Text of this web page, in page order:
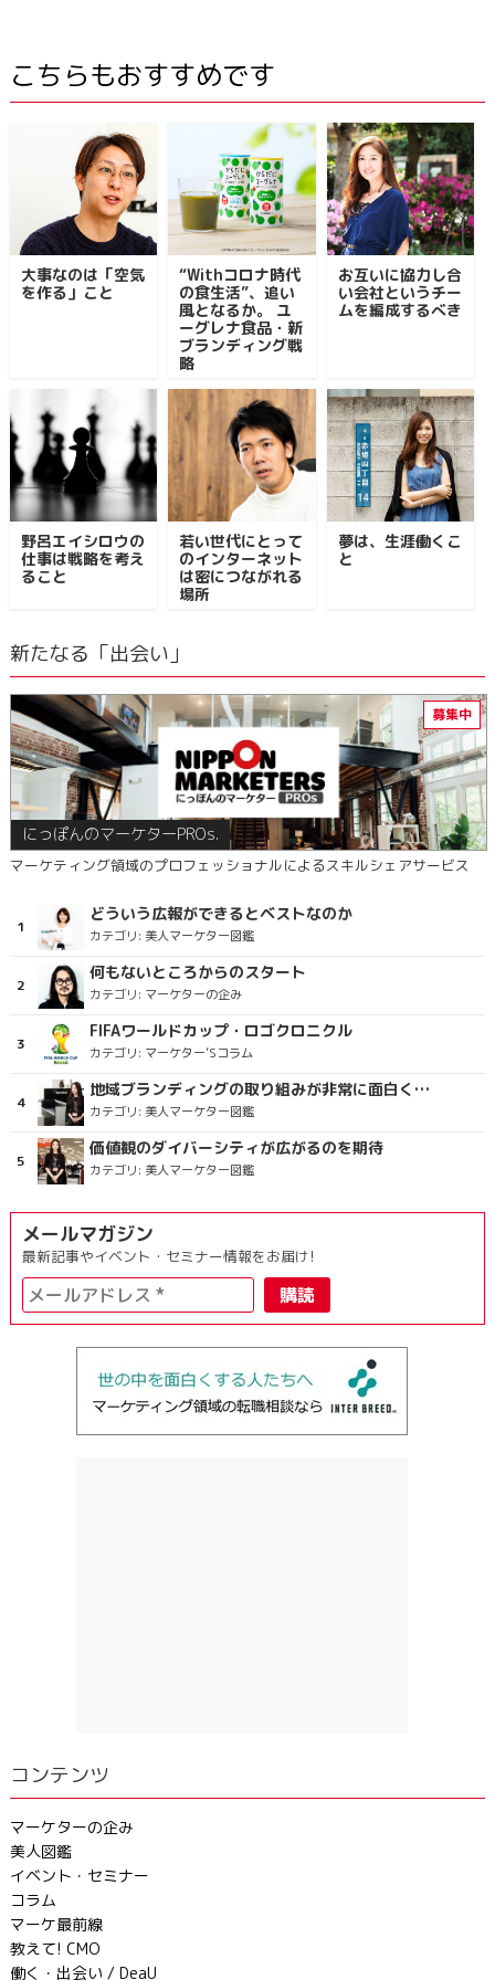
こちらもおすすめです
大事なのは「空気
を作る」こと
“Withコロナ時代
の食生活”、追い
風となるか。 ユ
ーグレナ食品・新
ブランディング戦
略
お互いに協力し合
い会社というチー
ムを編成するべき
野呂エイシロウの
仕事は戦略を考え
ること
若い世代にとって
のインターネット
は密につながれる
場所
夢は、生涯働くこ
と
新たなる「出会い」
にっぽんのマーケターPROs.
マーケティング領域のプロフェッショナルによるスキルシェアサービス
どういう広報ができるとベストなのか
カテゴリ: 美人マーケター図鑑
何もないところからのスタート
カテゴリ: マーケターの企み
FIFAワールドカップ・ロゴクロニクル
カテゴリ: マーケター’Sコラム
地域ブランディングの取り組みが非常に面白く注目しています
カテゴリ: 美人マーケター図鑑
価値観のダイバーシティが広がるのを期待
カテゴリ: 美人マーケター図鑑
メールマガジン
最新記事やイベント・セミナー情報をお届け!
コンテンツ
マーケターの企み
美人図鑑
イベント・セミナー
コラム
マーケ最前線
教えて! CMO
働く・出会い / DeaU